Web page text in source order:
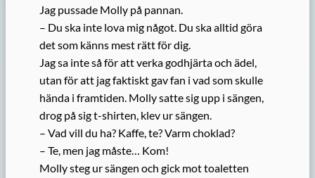
Jag pussade Molly på pannan.
– Du ska inte lova mig något. Du ska alltid göra
det som känns mest rätt för dig.
Jag sa inte så för att verka godhjärta och ädel,
utan för att jag faktiskt gav fan i vad som skulle
hända i framtiden. Molly satte sig upp i sängen,
drog på sig t-shirten, klev ur sängen.
– Vad vill du ha? Kaffe, te? Varm choklad?
– Te, men jag måste… Kom!
Molly steg ur sängen och gick mot toaletten